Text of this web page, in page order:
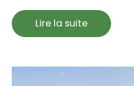
Lire la suite